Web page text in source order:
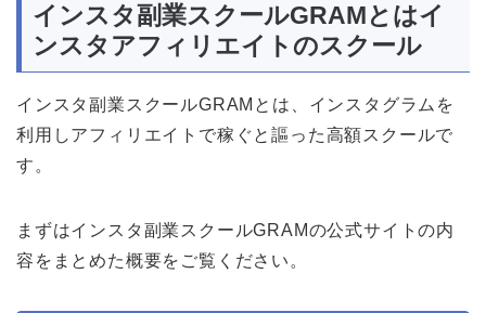
インスタ副業スクールGRAMとはイ
ンスタアフィリエイトのスクール
インスタ副業スクールGRAMとは、インスタグラムを
利用しアフィリエイトで稼ぐと謳った高額スクールで
す。
まずはインスタ副業スクールGRAMの公式サイトの内
容をまとめた概要をご覧ください。